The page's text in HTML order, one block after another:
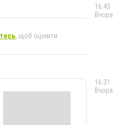
, щоб оцінити
16:45
Вчора
16:31
Вчора